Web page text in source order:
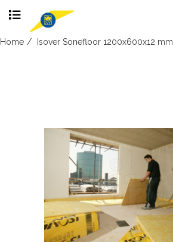
Skip
Home Isover Sonefloor 1200x600x12 mm